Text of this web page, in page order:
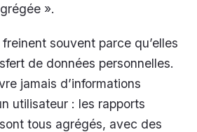
».
souvent parce qu’elles
de données personnelles.
jamais d’informations
utilisateur : les rapports
tous agrégés, avec des